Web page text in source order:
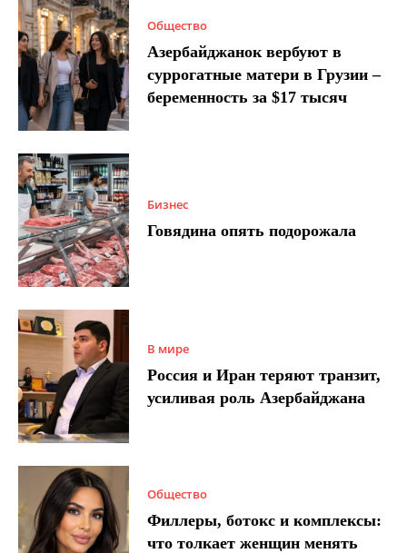
Общество
Азербайджанок вербуют в
суррогатные матери в Грузии –
беременность за $17 тысяч
Бизнес
Говядина опять подорожала
В мире
Россия и Иран теряют транзит,
усиливая роль Азербайджана
Общество
Филлеры, ботокс и комплексы:
что толкает женщин менять